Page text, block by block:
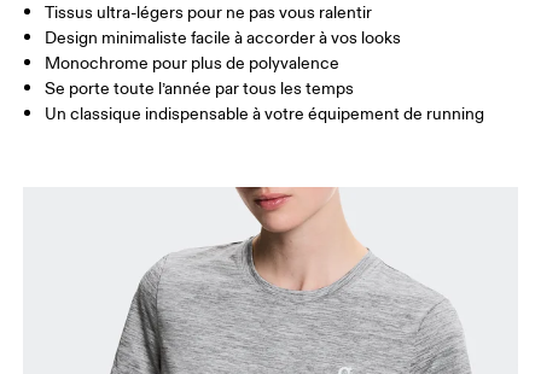
Glisser horizontalement pour en savoir plus
Comment se mesurer
Tissus ultra-légers pour ne pas vous ralentir
Design minimaliste facile à accorder à vos looks
Monochrome pour plus de polyvalence
Se porte toute l’année par tous les temps
Un classique indispensable à votre équipement de running